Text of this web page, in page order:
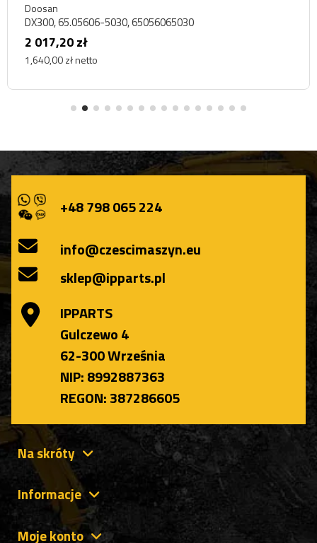
Doosan
DX300, 65.05606-5030, 65056065030
2 017,20 zł
1,640,00 zł netto
+48 798 065 224
info@czescimaszyn.eu
sklep@ipparts.pl
IPPARTS
Gulczewo 4
62-300 Września
NIP: 8992887363
REGON: 387286605
Na skróty
Informacje
Moje konto